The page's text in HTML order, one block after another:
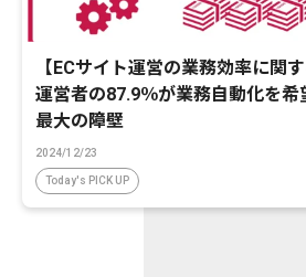
【ECサイト運営の業務効率に関
運営者の87.9％が業務自動化を
最大の障壁
2024/12/23
Today's PICK UP